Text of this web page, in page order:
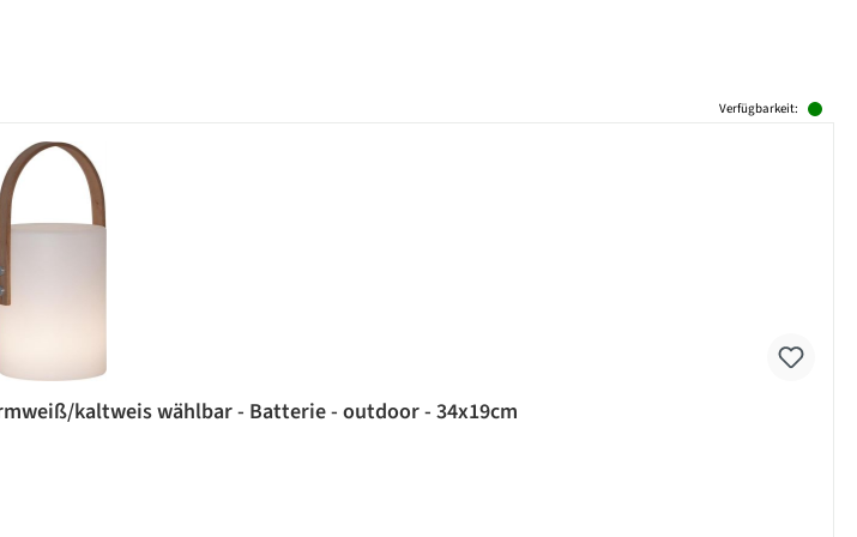
Verfügbarkeit:
kaltweis wählbar - Batterie - outdoor - 34x19cm